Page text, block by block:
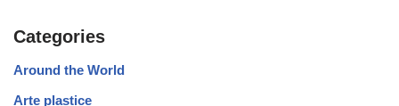
Categories
Around the World
Arte plastice